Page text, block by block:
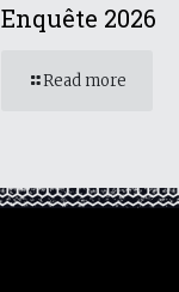
Enquête 2026
Read more